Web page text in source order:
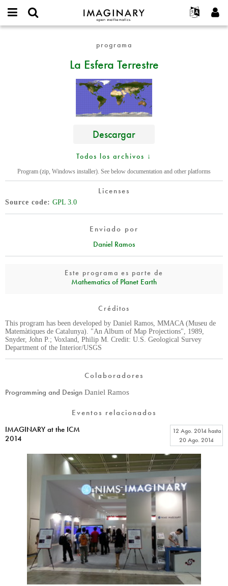
IMAGINARY
open
Français
Deutsch
한국어
Español
Türkçe
Programas
Galerías
Interactivos
Películas
Textos
Exposiciones
Proyectos
Participar
Contacto
Crear nueva cuenta
Solicitar una nueva contraseña
programa
La Esfera Terrestre
Descargar
Todos los archivos ↓
Program (zip, Windows installer). See below documentation and other platforms
Licenses
Source code GPL 3.0
Enviado por
Daniel Ramos
Este programa es parte de
Mathematics of Planet Earth
Créditos
This program has been developed by Daniel Ramos, MMACA (Museu de
Matemàtiques de Catalunya). "An Album of Map Projections", 1989,
Snyder, John P.; Voxland, Philip M. Credit: U.S. Geological Survey
Department of the Interior/USGS
Colaboradores
Programming and Design Daniel Ramos
Eventos relacionados
IMAGINARY at the ICM
2014
12 Ago. 2014hasta
20 Ago. 2014